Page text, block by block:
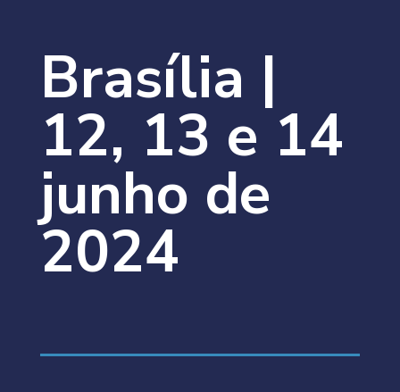
Brasília |
12, 13 e 14
junho de
2024